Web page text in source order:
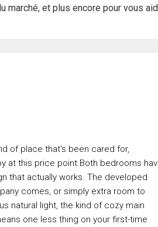
marché, et plus encore pour vous
of place that's been cared for,
at this price point.Both bedrooms
that actually works. The developed
comes, or simply extra room to
natural light, the kind of cozy main
one less thing on your first-time